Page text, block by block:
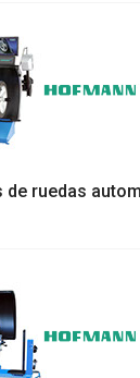
de ruedas